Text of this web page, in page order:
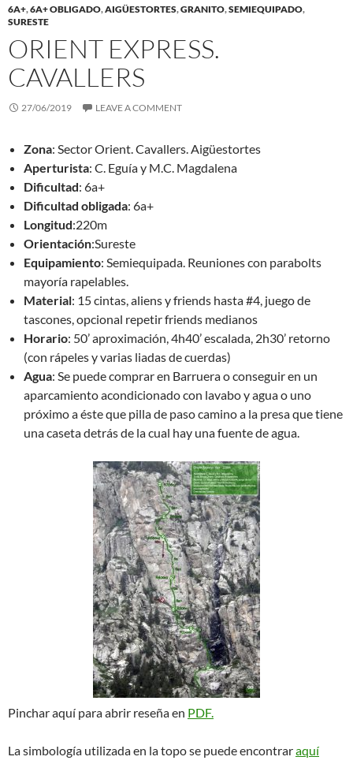
6A+,6A+ OBLIGADO,AIGÜESTORTES,GRANITO,SEMIEQUIPADO,
SURESTE
ORIENT EXPRESS.
CAVALLERS
27/06/2019 LEAVE A COMMENT
Zona: Sector Orient. Cavallers. Aigüestortes
Aperturista: C. Eguía y M.C. Magdalena
Dificultad: 6a+
Dificultad obligada: 6a+
Longitud:220m
Orientación:Sureste
Equipamiento: Semiequipada. Reuniones con parabolts
mayoría rapelables.
Material: 15 cintas, aliens y friends hasta #4, juego de
tascones, opcional repetir friends medianos
Horario: 50’ aproximación, 4h40’ escalada, 2h30’ retorno
(con rápeles y varias liadas de cuerdas)
Agua: Se puede comprar en Barruera o conseguir en un
aparcamiento acondicionado con lavabo y agua o uno
próximo a éste que pilla de paso camino a la presa que tiene
una caseta detrás de la cual hay una fuente de agua.
Pinchar aquí para abrir reseña en PDF.
La simbología utilizada en la topo se puede encontraraquí